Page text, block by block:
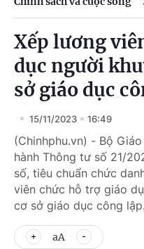
Xếp lương
dục người
sở giáo dục
15/11/2023 16:49
(Chinhphu.vn) - Bộ
hành Thông tư số 21/
số, tiêu chuẩn chức
viên chức hỗ trợ giáo
cơ sở giáo dục công lập.
aA